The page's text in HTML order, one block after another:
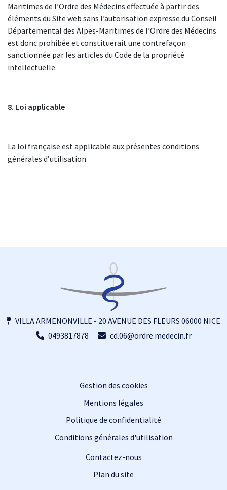
Maritimes de l’Ordre des Médecins effectuée à partir des
éléments du Site web sans l’autorisation expresse du Conseil
Départemental des Alpes-Maritimes de l’Ordre des Médecins
est donc prohibée et constituerait une contrefaçon
sanctionnée par les articles du Code de la propriété
intellectuelle.
8. Loi applicable
La loi française est applicable aux présentes conditions
générales d’utilisation.
VILLA ARMENONVILLE - 20 AVENUE DES FLEURS 06000 NICE
0493817878
cd.06@ordre.medecin.fr
Gestion des cookies
Mentions légales
Politique de confidentialité
Conditions générales d'utilisation
Contactez-nous
Plan du site